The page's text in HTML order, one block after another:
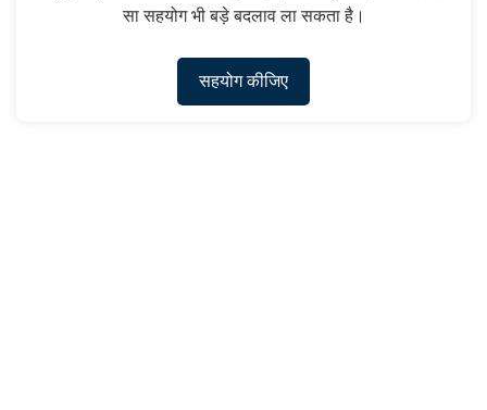
सा सहयोग भी बड़े बदलाव ला सकता है।
सहयोग कीजिए